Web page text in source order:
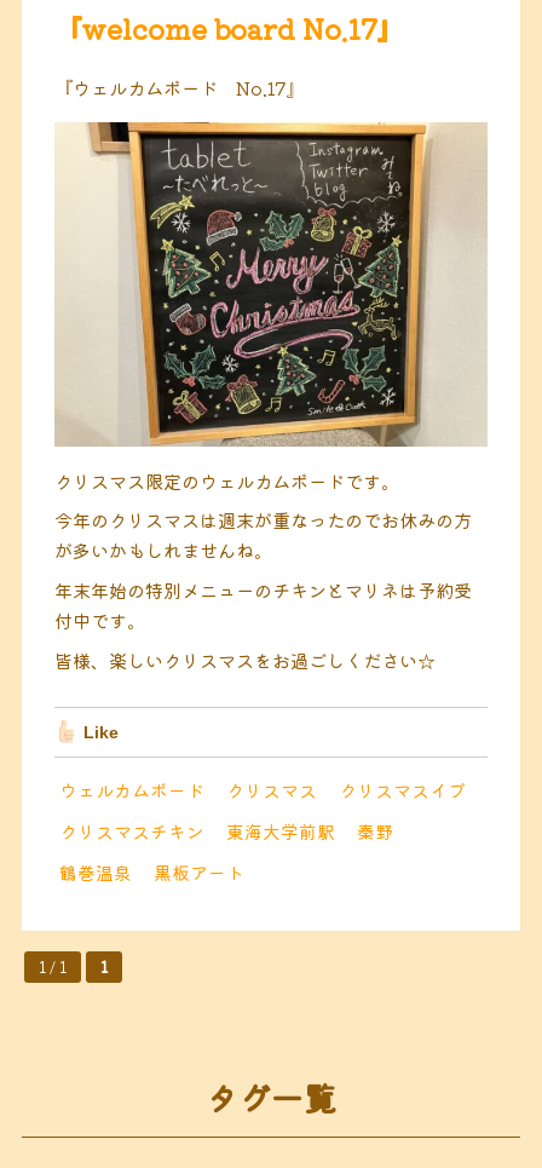
『welcome board No.17』
『ウェルカムボード No.17』
クリスマス限定のウェルカムボードです。
今年のクリスマスは週末が重なったのでお休みの方
が多いかもしれませんね。
年末年始の特別メニューのチキンとマリネは予約受
付中です。
皆様、楽しいクリスマスをお過ごしください☆
Like
ウェルカムボード クリスマス
クリスマスイブ
クリスマスチキン
東海大学前駅
秦野
鶴巻温泉
黒板アート
1 / 1 1
タグ一覧